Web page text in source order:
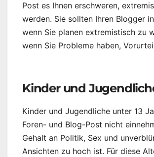
Post es Ihnen erschweren,
werden. Sie sollten Ihren Blogger
wenn Sie planen extremistisch zu
wenn Sie Probleme haben,
Kinder und
Kinder und Jugendliche unter 13
Foren- und Blog-Post nicht
Gehalt an Politik, Sex und
Ansichten zu hoch ist. Für diese